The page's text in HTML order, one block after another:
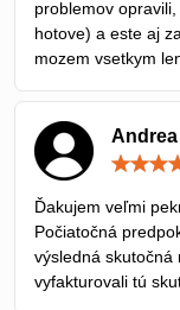
problemov
hotove) a este aj
mozem vsetkym
Andrea
Ďakujem veľmi
Počiatočná
výsledná skutočná
vyfakturovali tú